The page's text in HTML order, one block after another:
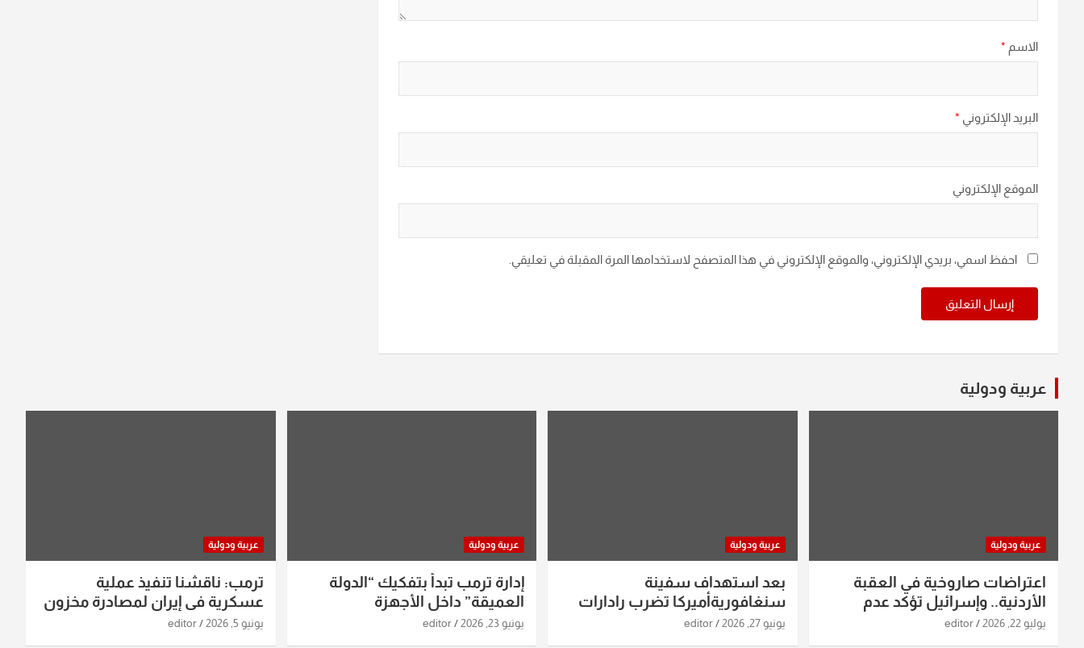
الاسم *
البريد الإلكتروني *
الموقع الإلكتروني
احفظ اسمي، بريدي الإلكتروني، والموقع الإلكتروني في هذا المتصفح لاستخدامها المرة المقبلة في تعليقي.
عربية ودولية
عربية ودولية
اعتراضات صاروخية في العقبة
الأردنية.. وإسرائيل تؤكد عدم
استهدافها
يوليو 22, 2026 editor
عربية ودولية
بعد استهداف سفينة
سنغافوريةأميركا تضرب رادارات
ومواقع صواريخ ومسيرات إيران..
يونيو 27, 2026 editor
عربية ودولية
إدارة ترمب تبدأ بتفكيك “الدولة
العميقة” داخل الأجهزة
الاستخباراتية
يونيو 23, 2026 editor
عربية ودولية
ترمب: ناقشنا تنفيذ عملية
عسكرية في إيران لمصادرة مخزون
اليورانيوم
يونيو 5, 2026 editor